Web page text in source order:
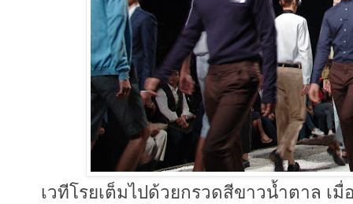
เวทีโรยเต็มไปด้วยกรวดสีขาวน้ำตาล เ